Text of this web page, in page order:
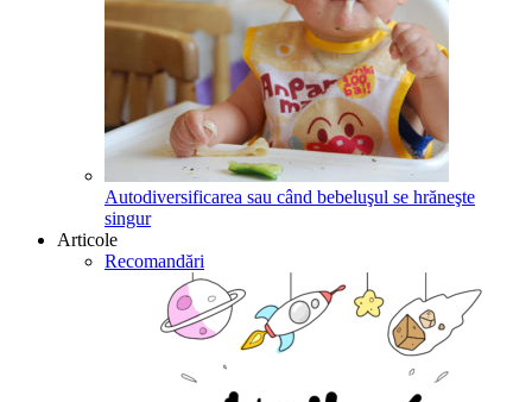
Autodiversificarea sau când bebeluşul se hrăneşte
singur
Articole
Recomandări